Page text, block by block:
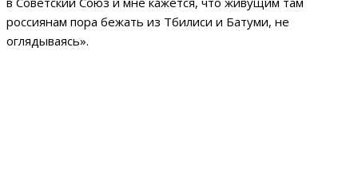
россиянам пора бежать из Тбилиси и Батуми, не
оглядываясь».